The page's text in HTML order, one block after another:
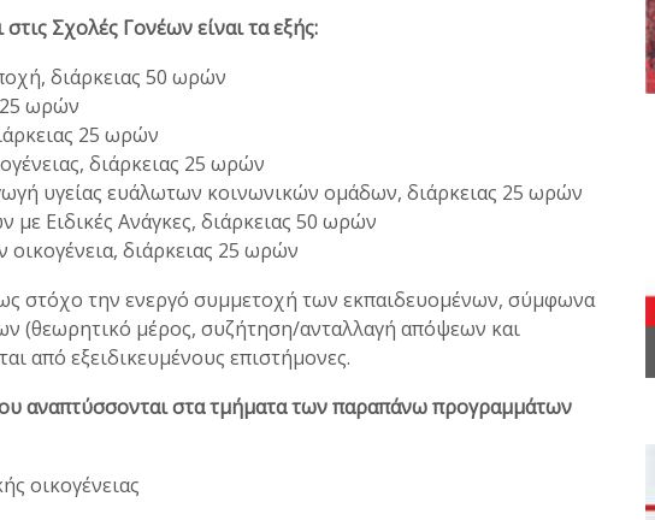
Σχολές Γονέων είναι τα εξής:
διάρκειας 50 ωρών
25 ωρών
25 ωρών
διάρκειας 25 ωρών
υγείας ευάλωτων κοινωνικών ομάδων, διάρκειας 25 ωρών
Ειδικές Ανάγκες, διάρκειας 50 ωρών
οικογένεια, διάρκειας 25 ωρών
ως στόχο την ενεργό συμμετοχή των εκπαιδευομένων, σύμφωνα
(θεωρητικό μέρος, συζήτηση/ανταλλαγή απόψεων και
από εξειδικευμένους επιστήμονες.
αναπτύσσονται στα τμήματα των παραπάνω προγραμμάτων
οικογένειας